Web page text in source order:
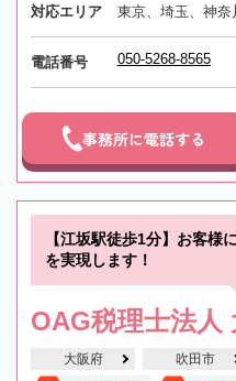
対応エリア 東京、埼玉、神
電話番号 050-5268-8565
事務所に電話する
【江坂駅徒歩1分】お客様
を実現します！
OAG税理士法人
大阪府 吹田市